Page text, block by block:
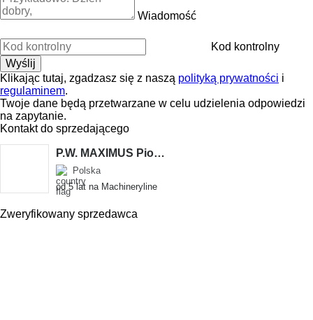
Wiadomość
Kod kontrolny
Klikając tutaj, zgadzasz się z naszą polityką prywatności i
regulaminem.
Twoje dane będą przetwarzane w celu udzielenia odpowiedzi
na zapytanie.
Kontakt do sprzedającego
P.W. MAXIMUS Piotr Maksymów
Polska
od 5 lat na Machineryline
Zweryfikowany sprzedawca